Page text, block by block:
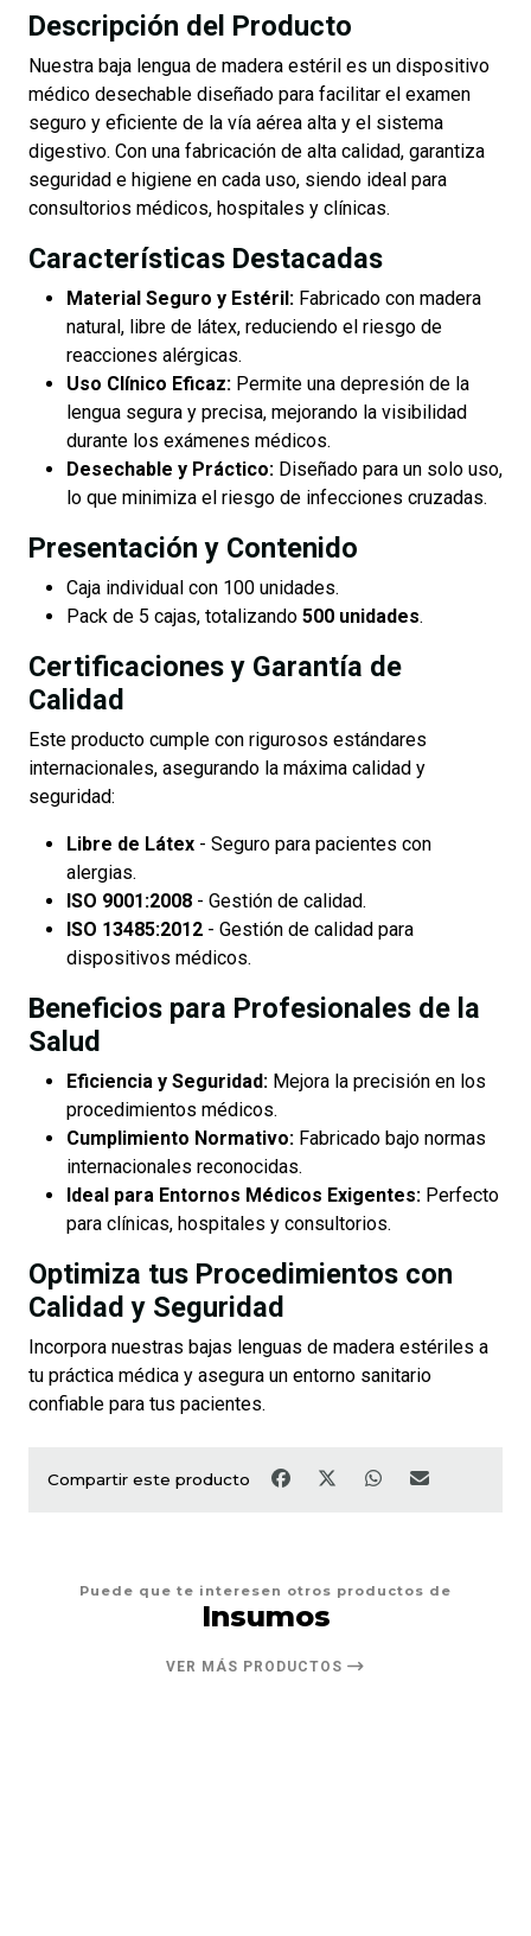
Descripción del Producto
Nuestra baja lengua de madera estéril es un dispositivo
médico desechable diseñado para facilitar el examen
seguro y eficiente de la vía aérea alta y el sistema
digestivo. Con una fabricación de alta calidad, garantiza
seguridad e higiene en cada uso, siendo ideal para
consultorios médicos, hospitales y clínicas.
Características Destacadas
Material Seguro y Estéril: Fabricado con madera
natural, libre de látex, reduciendo el riesgo de
reacciones alérgicas.
Uso Clínico Eficaz: Permite una depresión de la
lengua segura y precisa, mejorando la visibilidad
durante los exámenes médicos.
Desechable y Práctico: Diseñado para un solo uso,
lo que minimiza el riesgo de infecciones cruzadas.
Presentación y Contenido
Caja individual con 100 unidades.
Pack de 5 cajas, totalizando 500 unidades.
Certificaciones y Garantía de
Calidad
Este producto cumple con rigurosos estándares
internacionales, asegurando la máxima calidad y
seguridad:
Libre de Látex - Seguro para pacientes con
alergias.
ISO 9001:2008 - Gestión de calidad.
ISO 13485:2012 - Gestión de calidad para
dispositivos médicos.
Beneficios para Profesionales de la
Salud
Eficiencia y Seguridad: Mejora la precisión en los
procedimientos médicos.
Cumplimiento Normativo: Fabricado bajo normas
internacionales reconocidas.
Ideal para Entornos Médicos Exigentes: Perfecto
para clínicas, hospitales y consultorios.
Optimiza tus Procedimientos con
Calidad y Seguridad
Incorpora nuestras bajas lenguas de madera estériles a
tu práctica médica y asegura un entorno sanitario
confiable para tus pacientes.
Compartir este producto
Puede que te interesen otros productos de
Insumos
VER MÁS PRODUCTOS